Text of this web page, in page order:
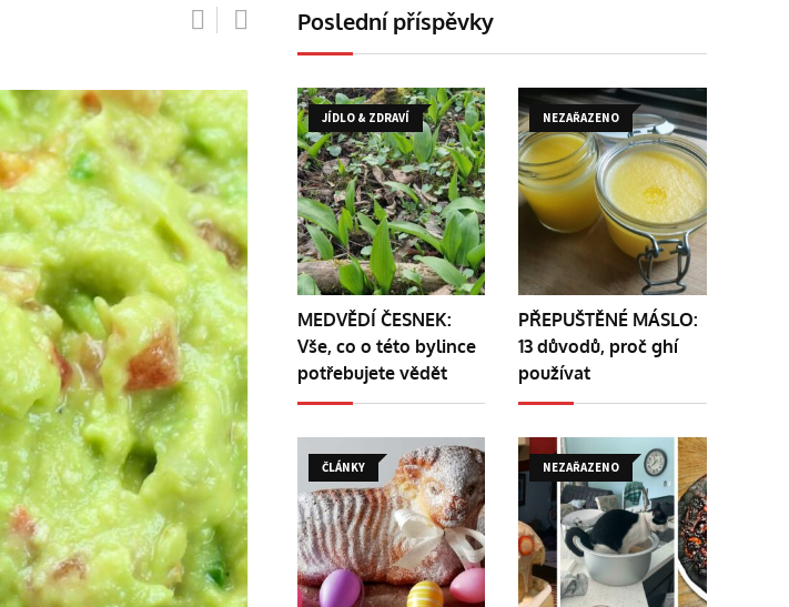
Poslední příspěvky
JÍDLO & ZDRAVÍ
MEDVĚDÍ ČESNEK:
Vše, co o této bylince
potřebujete vědět
NEZAŘAZENO
PŘEPUŠTĚNÉ MÁSLO:
13 důvodů, proč ghí
používat
ČLÁNKY NEZAŘAZENO